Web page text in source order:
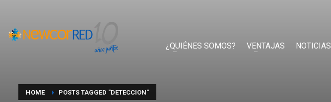
¿QUIÉNES SOMOS? VENTAJAS NOTICIAS
HOME POSTS TAGGED "DETECCION"